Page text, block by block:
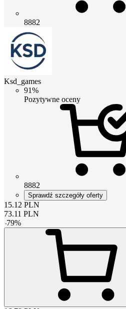
8882
Ksd_games
91%
Pozytywne oceny
8882
Sprawdź szczegóły oferty
15.12 PLN
73.11 PLN
-79%